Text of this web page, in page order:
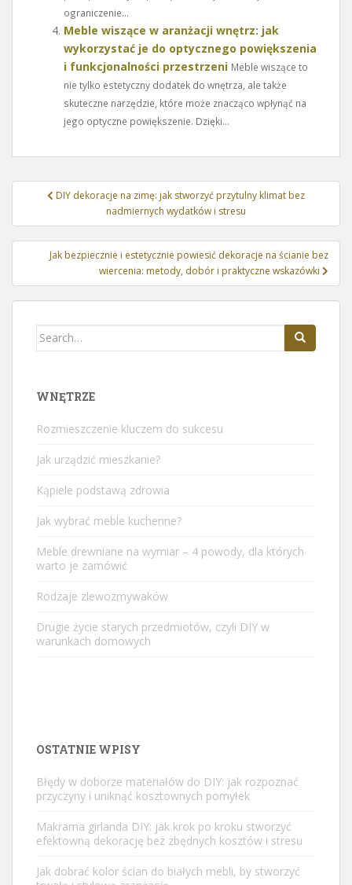
ograniczenie...
Meble wiszące w aranżacji wnętrz: jak
wykorzystać je do optycznego powiększenia
i funkcjonalności przestrzeni Meble wiszące to
nie tylko estetyczny dodatek do wnętrza, ale także
skuteczne narzędzie, które może znacząco wpłynąć na
jego optyczne powiększenie. Dzięki...
Nawigacja
DIY dekoracje na zimę: jak stworzyć przytulny klimat bez
nadmiernych wydatków i stresu
Jak bezpiecznie i estetycznie powiesić dekoracje na ścianie bez
wiercenia: metody, dobór i praktyczne wskazówki
Search
WNĘTRZE
Rozmieszczenie kluczem do sukcesu
Jak urządzić mieszkanie?
Kąpiele podstawą zdrowia
Jak wybrać meble kuchenne?
Meble drewniane na wymiar – 4 powody, dla których
warto je zamówić
Rodzaje zlewozmywaków
Drugie życie starych przedmiotów, czyli DIY w
warunkach domowych
OSTATNIE WPISY
Błędy w doborze materiałów do DIY: jak rozpoznać
przyczyny i uniknąć kosztownych pomyłek
Makrama girlanda DIY: jak krok po kroku stworzyć
efektowną dekorację bez zbędnych kosztów i stresu
Jak dobrać kolor ścian do białych mebli, by stworzyć